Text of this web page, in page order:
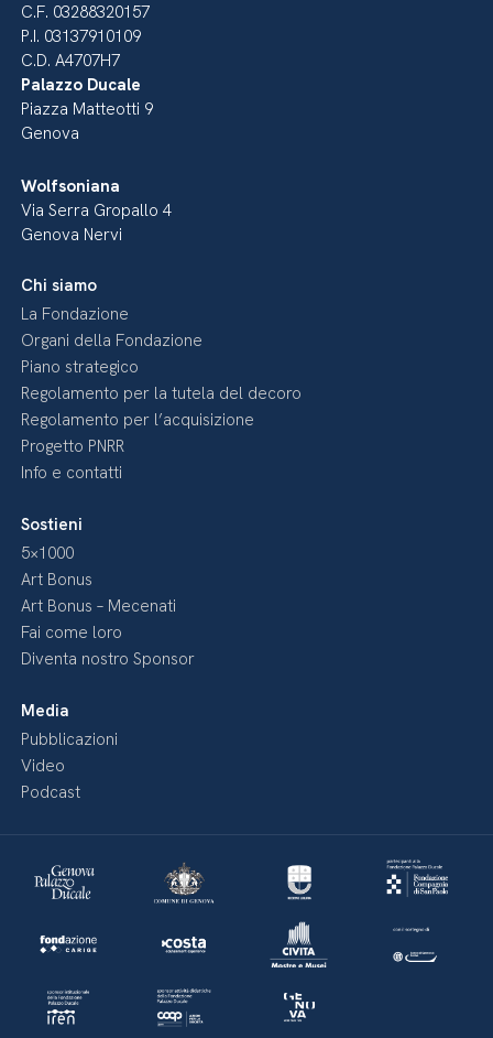
C.F. 03288320157
P.I. 03137910109
C.D. A4707H7
Palazzo Ducale
Piazza Matteotti 9
Genova
Wolfsoniana
Via Serra Gropallo 4
Genova Nervi
Chi siamo
La Fondazione
Organi della Fondazione
Piano strategico
Regolamento per la tutela del decoro
Regolamento per l’acquisizione
Progetto PNRR
Info e contatti
Sostieni
5×1000
Art Bonus
Art Bonus – Mecenati
Fai come loro
Diventa nostro Sponsor
Media
Pubblicazioni
Video
Podcast